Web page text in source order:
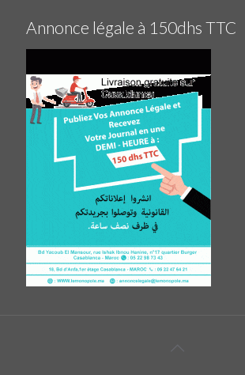
Annonce légale à 150dhs TTC